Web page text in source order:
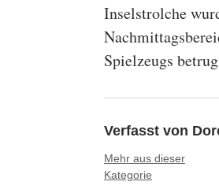
Inselstrolche
Spielzeugs
Verfasst von
Mehr aus dieser
Kategorie